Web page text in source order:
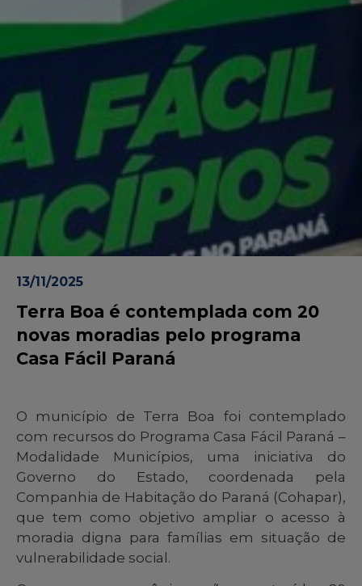
13/11/2025
Terra Boa é contemplada com 20
novas moradias pelo programa
Casa Fácil Paraná
O município de Terra Boa foi contemplado
com recursos do Programa Casa Fácil Paraná –
Modalidade Municípios, uma iniciativa do
Governo do Estado, coordenada pela
Companhia de Habitação do Paraná (Cohapar),
que tem como objetivo ampliar o acesso à
moradia digna para famílias em situação de
vulnerabilidade social.